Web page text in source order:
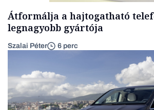
Átformálja a hajtogatható
legnagyobb gyártója
Szalai Péter 6 perc